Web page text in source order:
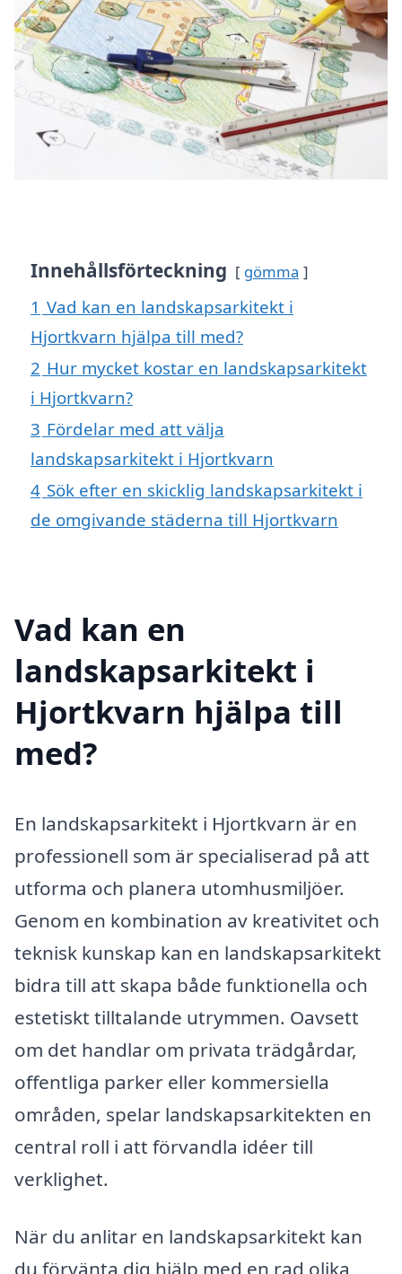
Innehållsförteckning gömma
1 Vad kan en landskapsarkitekt i
Hjortkvarn hjälpa till med?
2 Hur mycket kostar en landskapsarkitekt
i Hjortkvarn?
3 Fördelar med att välja
landskapsarkitekt i Hjortkvarn
4 Sök efter en skicklig landskapsarkitekt i
de omgivande städerna till Hjortkvarn
Vad kan en
landskapsarkitekt i
Hjortkvarn hjälpa till
med?
En landskapsarkitekt i Hjortkvarn är en
professionell som är specialiserad på att
utforma och planera utomhusmiljöer.
Genom en kombination av kreativitet och
teknisk kunskap kan en landskapsarkitekt
bidra till att skapa både funktionella och
estetiskt tilltalande utrymmen. Oavsett
om det handlar om privata trädgårdar,
offentliga parker eller kommersiella
områden, spelar landskapsarkitekten en
central roll i att förvandla idéer till
verklighet.
När du anlitar en landskapsarkitekt kan
du förvänta dig hjälp med en rad olika